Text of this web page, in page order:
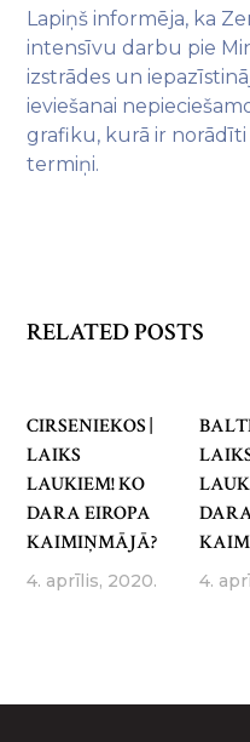
Lapiņš informēja, ka
intensīvu darbu pie
izstrādes un
ieviešanai
grafiku, kurā ir
termiņi.
RELATED POSTS
CIRSENIEKOS |
LAIKS
LAUKIEM! KO
DARA EIROPA
KAIMIŅMĀJĀ?
4. aprīlis, 2020. 4.